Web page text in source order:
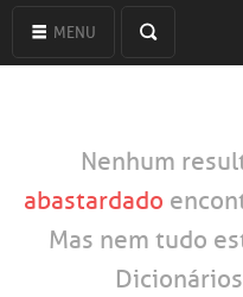
MENU
Nenhum
abastardado
Mas nem tudo